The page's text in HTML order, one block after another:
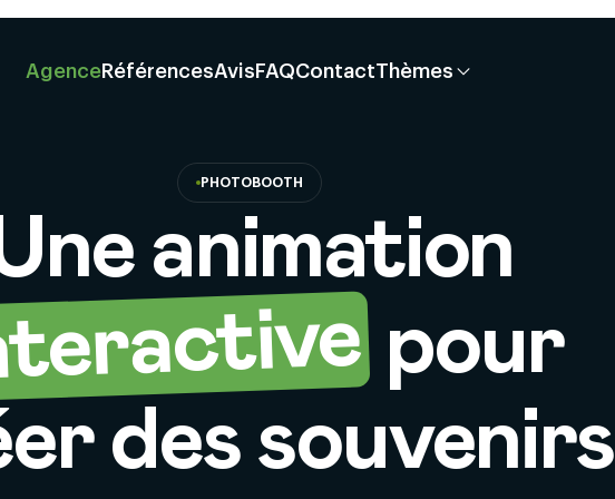
AgenceRéférencesAvis FAQContactThèmes
PHOTOBOOTH
animation
pour
des souvenirs